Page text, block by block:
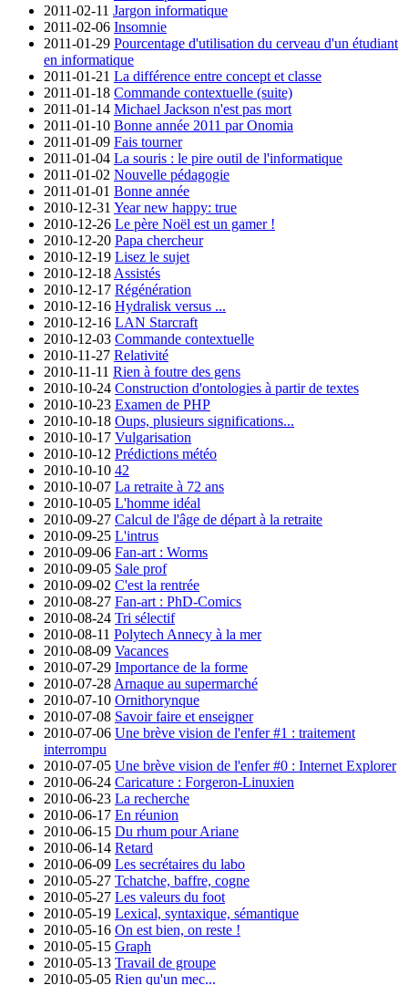
2011-02-11 Jargon informatique
2011-02-06 Insomnie
2011-01-29 Pourcentage d'utilisation du cerveau d'un étudiant
en informatique
2011-01-21 La différence entre concept et classe
2011-01-18 Commande contextuelle (suite)
2011-01-14 Michael Jackson n'est pas mort
2011-01-10 Bonne année 2011 par Onomia
2011-01-09 Fais tourner
2011-01-04 La souris : le pire outil de l'informatique
2011-01-02 Nouvelle pédagogie
2011-01-01 Bonne année
2010-12-31 Year new happy: true
2010-12-26 Le père Noël est un gamer !
2010-12-20 Papa chercheur
2010-12-19 Lisez le sujet
2010-12-18 Assistés
2010-12-17 Régénération
2010-12-16 Hydralisk versus ...
2010-12-16 LAN Starcraft
2010-12-03 Commande contextuelle
2010-11-27 Relativité
2010-11-11 Rien à foutre des gens
2010-10-24 Construction d'ontologies à partir de textes
2010-10-23 Examen de PHP
2010-10-18 Oups, plusieurs significations...
2010-10-17 Vulgarisation
2010-10-12 Prédictions météo
2010-10-10 42
2010-10-07 La retraite à 72 ans
2010-10-05 L'homme idéal
2010-09-27 Calcul de l'âge de départ à la retraite
2010-09-25 L'intrus
2010-09-06 Fan-art : Worms
2010-09-05 Sale prof
2010-09-02 C'est la rentrée
2010-08-27 Fan-art : PhD-Comics
2010-08-24 Tri sélectif
2010-08-11 Polytech Annecy à la mer
2010-08-09 Vacances
2010-07-29 Importance de la forme
2010-07-28 Arnaque au supermarché
2010-07-10 Ornithorynque
2010-07-08 Savoir faire et enseigner
2010-07-06 Une brève vision de l'enfer #1 : traitement
interrompu
2010-07-05 Une brève vision de l'enfer #0 : Internet Explorer
2010-06-24 Caricature : Forgeron-Linuxien
2010-06-23 La recherche
2010-06-17 En réunion
2010-06-15 Du rhum pour Ariane
2010-06-14 Retard
2010-06-09 Les secrétaires du labo
2010-05-27 Tchatche, baffre, cogne
2010-05-27 Les valeurs du foot
2010-05-19 Lexical, syntaxique, sémantique
2010-05-16 On est bien, on reste !
2010-05-15 Graph
2010-05-13 Travail de groupe
2010-05-05 Rien qu'un mec...